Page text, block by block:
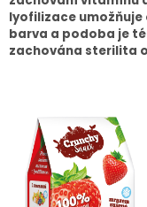
lyofilizace
barva a podoba je
zachována sterilita